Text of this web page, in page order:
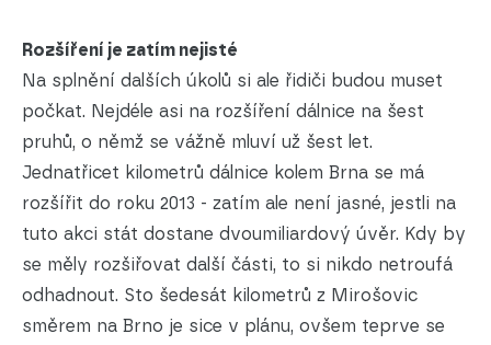
Rozšíření je zatím nejisté
Na splnění dalších úkolů si ale řidiči budou muset
počkat. Nejdéle asi na rozšíření dálnice na šest
pruhů, o němž se vážně mluví už šest let.
Jednatřicet kilometrů dálnice kolem Brna se má
rozšířit do roku 2013 - zatím ale není jasné, jestli na
tuto akci stát dostane dvoumiliardový úvěr. Kdy by
se měly rozšiřovat další části, to si nikdo netroufá
odhadnout. Sto šedesát kilometrů z Mirošovic
směrem na Brno je sice v plánu, ovšem teprve se